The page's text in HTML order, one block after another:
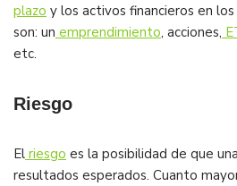
plazo y los activos financieros en
son: un emprendimiento, acciones,
etc.
Riesgo
El riesgo es la posibilidad de que
resultados esperados. Cuanto